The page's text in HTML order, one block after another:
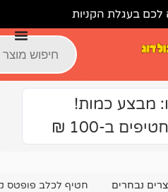
חטיף לכלב פופטס קוביות קטנות עוף-דג